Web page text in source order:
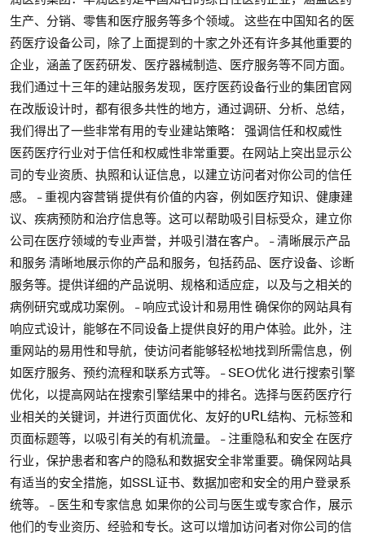
生产、分销、零售和医疗服务等多个领域。 这些在中国知名的医
药医疗设备公司，除了上面提到的十家之外还有许多其他重要的
企业，涵盖了医药研发、医疗器械制造、医疗服务等不同方面。
我们通过十三年的建站服务发现，医疗医药设备行业的集团官网
在改版设计时，都有很多共性的地方，通过调研、分析、总结，
我们得出了一些非常有用的专业建站策略： 强调信任和权威性
医药医疗行业对于信任和权威性非常重要。在网站上突出显示公
司的专业资质、执照和认证信息，以建立访问者对你公司的信任
感。 - 重视内容营销 提供有价值的内容，例如医疗知识、健康建
议、疾病预防和治疗信息等。这可以帮助吸引目标受众，建立你
公司在医疗领域的专业声誉，并吸引潜在客户。 - 清晰展示产品
和服务 清晰地展示你的产品和服务，包括药品、医疗设备、诊断
服务等。提供详细的产品说明、规格和适应症，以及与之相关的
病例研究或成功案例。 - 响应式设计和易用性 确保你的网站具有
响应式设计，能够在不同设备上提供良好的用户体验。此外，注
重网站的易用性和导航，使访问者能够轻松地找到所需信息，例
如医疗服务、预约流程和联系方式等。 - SEO优化 进行搜索引擎
优化，以提高网站在搜索引擎结果中的排名。选择与医药医疗行
业相关的关键词，并进行页面优化、友好的URL结构、元标签和
页面标题等，以吸引有关的有机流量。 - 注重隐私和安全 在医疗
行业，保护患者和客户的隐私和数据安全非常重要。确保网站具
有适当的安全措施，如SSL证书、数据加密和安全的用户登录系
统等。 - 医生和专家信息 如果你的公司与医生或专家合作，展示
他们的专业资历、经验和专长。这可以增加访问者对你公司的信